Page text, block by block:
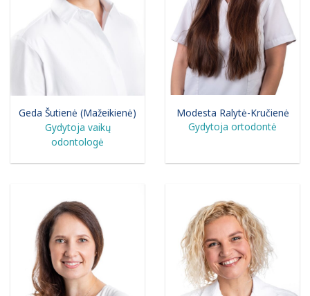
Geda Šutienė (Mažeikienė)
Gydytoja vaikų
odontologė
Modesta Ralytė-Kručienė
Gydytoja ortodontė